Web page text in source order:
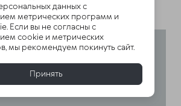
данных с
метрических программ и
Если вы не согласны с
cookie и метрических
мы рекомендуем покинуть сайт.
Принять